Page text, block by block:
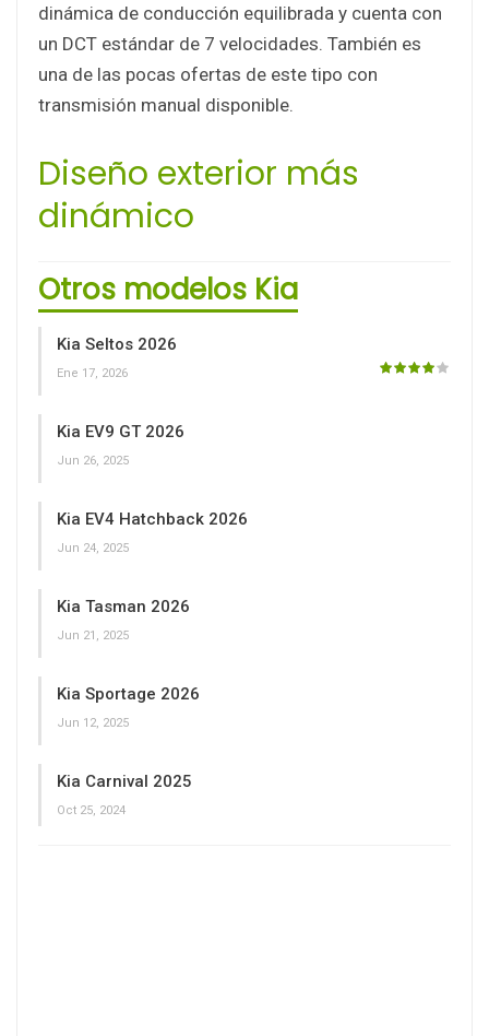
dinámica de conducción equilibrada y cuenta con
un DCT estándar de 7 velocidades. También es
una de las pocas ofertas de este tipo con
transmisión manual disponible.
Diseño exterior más
dinámico
Otros modelos Kia
Kia Seltos 2026
Ene 17, 2026
Kia EV9 GT 2026
Jun 26, 2025
Kia EV4 Hatchback 2026
Jun 24, 2025
Kia Tasman 2026
Jun 21, 2025
Kia Sportage 2026
Jun 12, 2025
Kia Carnival 2025
Oct 25, 2024